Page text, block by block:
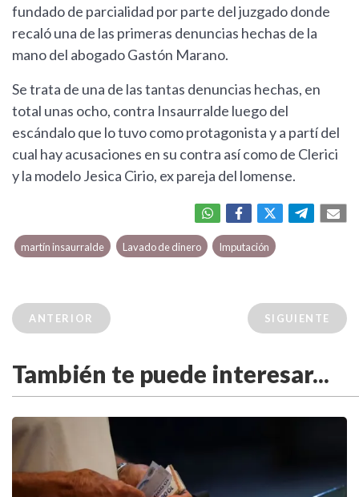
fundado de parcialidad por parte del juzgado donde
recaló una de las primeras denuncias hechas de la
mano del abogado Gastón Marano.
Se trata de una de las tantas denuncias hechas, en
total unas ocho, contra Insaurralde luego del
escándalo que lo tuvo como protagonista y a partí del
cual hay acusaciones en su contra así como de Clerici
y la modelo Jesica Cirio, ex pareja del lomense.
martín insaurralde Lavado de dinero Imputación
ANTERIOR SIGUIENTE
También te puede interesar...